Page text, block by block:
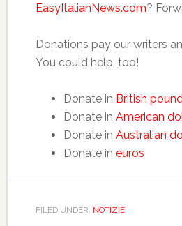
EasyItalianNews.com?
Donations pay our writers
You could help, too!
Donate in British
Donate in American
Donate in Australian
Donate in euros
FILED UNDER: NOTIZIE